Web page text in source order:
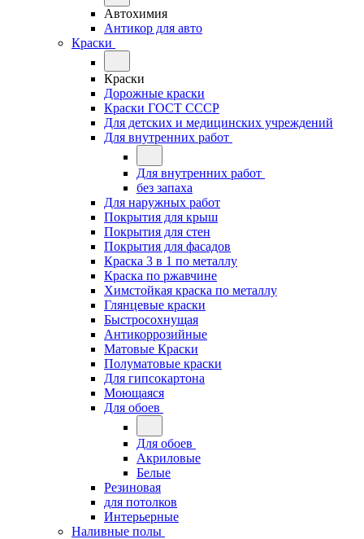
Автохимия
Антикор для авто
Краски
Краски
Дорожные краски
Краски ГОСТ СССР
Для детских и медицинских учреждений
Для внутренних работ
Для внутренних работ
без запаха
Для наружных работ
Покрытия для крыш
Покрытия для стен
Покрытия для фасадов
Краска 3 в 1 по металлу
Краска по ржавчине
Химстойкая краска по металлу
Глянцевые краски
Быстросохнущая
Антикоррозийные
Матовые Краски
Полуматовые краски
Для гипсокартона
Моющаяся
Для обоев
Для обоев
Акриловые
Белые
Резиновая
для потолков
Интерьерные
Наливные полы